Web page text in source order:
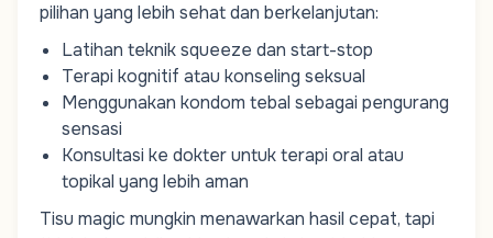
pilihan yang lebih sehat dan berkelanjutan:
Latihan teknik squeeze dan start-stop
Terapi kognitif atau konseling seksual
Menggunakan kondom tebal sebagai pengurang
sensasi
Konsultasi ke dokter untuk terapi oral atau
topikal yang lebih aman
Tisu magic mungkin menawarkan hasil cepat, tapi